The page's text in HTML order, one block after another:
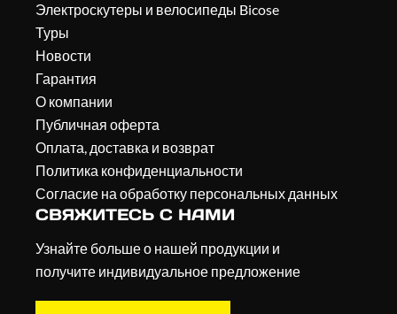
Электроскутеры и велосипеды Bicose
Туры
Новости
Гарантия
О компании
Публичная оферта
Оплата, доставка и возврат
Политика конфиденциальности
Согласие на обработку персональных данных
СВЯЖИТЕСЬ С НАМИ
Узнайте больше о нашей продукции и
получите индивидуальное предложение